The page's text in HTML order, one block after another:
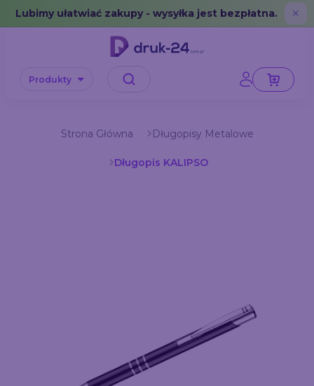
Error: No data in cache or invalid format
Lubimy ułatwiać zakupy - wysyłka jest bezpłatna. ✕
Produkty
Strona Główna Długopisy Metalowe
Długopis KALIPSO